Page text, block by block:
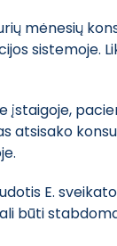
mėnesių
sistemoje.
įstaigoje,
atsisako
E.
būti